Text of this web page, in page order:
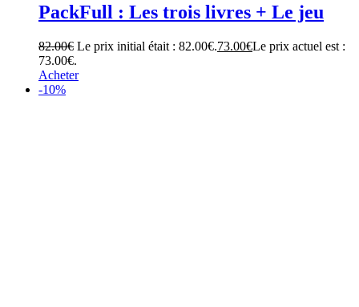
PackFull : Les trois livres + Le jeu
82.00€ Le prix initial était : 82.00€.73.00€Le prix actuel est :
73.00€.
Acheter
-10%